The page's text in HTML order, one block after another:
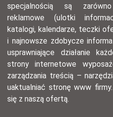
specjalnością są
reklamowe (ulotki
katalogi, kalendarze, teczki
i najnowsze zdobycze
usprawniające działanie
strony internetowe
zarządzania treścią –
uaktualniać stronę www
się z naszą ofertą.